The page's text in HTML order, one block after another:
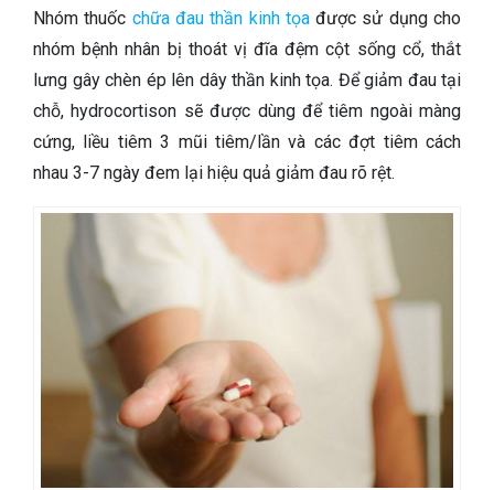
Nhóm thuốc chữa đau thần kinh tọađược sử dụng cho
nhóm bệnh nhân bị thoát vị đĩa đệm cột sống cổ, thắt
lưng gây chèn ép lên dây thần kinh tọa. Để giảm đau tại
chỗ, hydrocortison sẽ được dùng để tiêm ngoài màng
cứng, liều tiêm 3 mũi tiêm/lần và các đợt tiêm cách
nhau 3-7 ngày đem lại hiệu quả giảm đau rõ rệt.